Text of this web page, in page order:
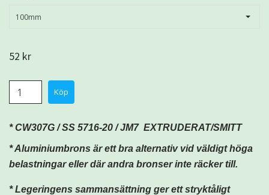
100mm
52 kr
* CW307G / SS 5716-20 / JM7 EXTRUDERAT/SMITT
* Aluminiumbrons är ett bra alternativ vid väldigt höga
belastningar eller där andra bronser inte räcker till.
* Legeringens sammansättning ger ett stryktåligt